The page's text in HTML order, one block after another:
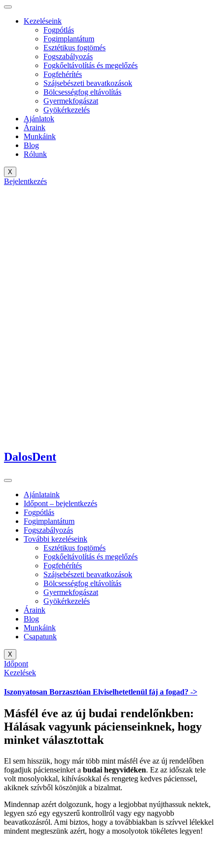
Kezeléseink
Fogpótlás
Fogimplantátum
Esztétikus fogtömés
Fogszabályozás
Fogkőeltávolítás és megelőzés
Fogfehérítés
Szájsebészeti beavatkozások
Bölcsességfog eltávolítás
Gyermekfogászat
Gyökérkezelés
Ajánlatok
Áraink
Munkáink
Blog
Rólunk
X
Bejelentkezés
DalosDent
Ajánlataink
Időpont – bejelentkezés
Fogpótlás
Fogimplantátum
Fogszabályozás
További kezeléseink
Esztétikus fogtömés
Fogkőeltávolítás és megelőzés
Fogfehérítés
Szájsebészeti beavatkozások
Bölcsességfog eltávolítás
Gyermekfogászat
Gyökérkezelés
Áraink
Blog
Munkáink
Csapatunk
X
Időpont
Kezelések
Iszonyatosan Borzasztóan Elviselhetetlenül fáj a fogad? ->
Másfél éve az új budai rendelőnkben:
Hálásak vagyunk pácienseinknek, hogy
minket választottak
El sem hisszük, hogy már több mint másfél éve az új rendelőben
fogadjuk pácienseinket a budai hegyvidéken. Ez az időszak tele
volt mosolyokkal, kihívásokkal és rengeteg kedves pácienssel,
akiknek szívből köszönjük a bizalmat.
Mindennap azért dolgozunk, hogy a legjobbat nyújthassuk nektek,
legyen szó egy egyszerű kontrollról vagy egy nagyobb
beavatkozásról. Ami biztos, hogy a továbbiakban is szívvel lélekkel
mindent megteszünk azért, hogy a mosolyotok tökéletes legyen!